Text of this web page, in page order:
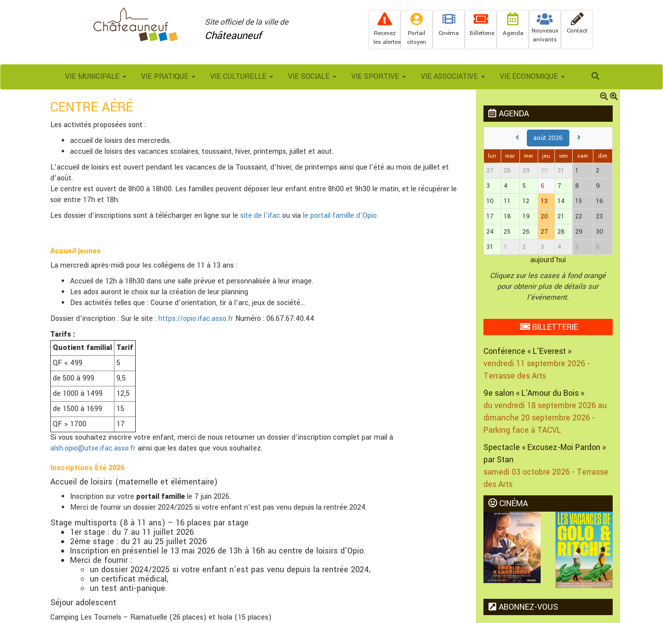
Site officiel de la ville de
Châteauneuf Contact
Nouveaux
arrivants
Agenda
Billetterie
Cinéma
Portail
citoyen
Recevez
les alertes
Rechercher
VIE MUNICIPALE VIE PRATIQUE VIE CULTURELLE VIE SOCIALE VIE SPORTIVE VIE ASSOCIATIVE VIE ÉCONOMIQUE
CENTRE AÉRÉ
Les activités proposées sont :
accueil de loisirs des mercredis.
accueil de loisirs des vacances scolaires, toussaint, hiver, printemps, juillet et aout.
L’accueil de loisirs est ouvert pendant les vacances de la Toussaint, d’hiver, de printemps ainsi que l’été au mois de juillet et
d’août.
Le centre est ouvert de 8h00 à 18h00. Les familles peuvent déposer leur enfant entre 8h00 et 9h30 le matin, et le récupérer le
soir entre 17h et 18h.
Les dossier d’inscriptions sont à télécharger en ligne sur le site de l'ifac ou viale portail famille d'Opio
Accueil jeunes
La mercredi après-midi pour les collégiens de 11 à 13 ans :
Accueil de 12h à 18h30 dans une salle prévue et personnalisée à leur image.
Les ados auront le choix sur la création de leur planning
Des activités telles que : Course d’orientation, tir à l’arc, jeux de société...
Dossier d’inscription : Sur le site : https://opio.ifac.asso.fr Numéro : 06.67.67.40.44
Tarifs :
Quotient familial Tarif
QF < 499
5
de 500 à 999
9,5
de 1000 à 1499
12,5
de 1500 à 1699
15
QF > 1700
17
Si vous souhaitez inscrire votre enfant, merci de nous retourner un dossier d’inscription complet par mail à
alsh.opio@utse.ifac.asso.frainsi que les dates que vous souhaitez.
Inscriptions Été 2026
Accueil de loisirs (maternelle et élémentaire)
Inscription sur votre portail famillele 7 juin 2026.
Merci de fournir un dossier 2024/2025 si votre enfant n’est pas venu depuis la rentrée 2024.
Stage multisports (8 à 11 ans) – 16 places par stage
1er stage : du 7 au 11 juillet 2026
2ème stage : du 21 au 25 juillet 2026
Inscription en présentiel le 13 mai 2026 de 13h à 16h au centre de loisirs d’Opio.
Merci de fournir :
un dossier 2024/2025 si votre enfant n’est pas venu depuis la rentrée 2024,
un certificat médical,
un test anti-panique.
Séjour adolescent
Camping Les Tournels – Ramatuelle (26 places) et Isola (15 places)
AGENDA
août 2026
lun mar mer jeu ven sam dim
27 28 29 30 31 1
2
3
4 5 6 7 8
9
10
11 12 13 14 15
16
17
18 19 20 21 22
23
24
25 26 27 28 29
30
31
1 2 3 4 5 6
aujourd'hui
Cliquez sur les cases à fond orangé
pour obtenir plus de détails sur
l'événement.
BILLETTERIE
Conférence « L'Everest »
vendredi 11 septembre 2026 -
Terrasse des Arts
9e salon « L'Amour du Bois »
du vendredi 18 septembre 2026 au
dimanche 20 septembre 2026 -
Parking face à TACVL
Spectacle « Excusez-Moi Pardon »
par Stan
samedi 03 octobre 2026 - Terrasse
des Arts
CINÉMA
ABONNEZ-VOUS